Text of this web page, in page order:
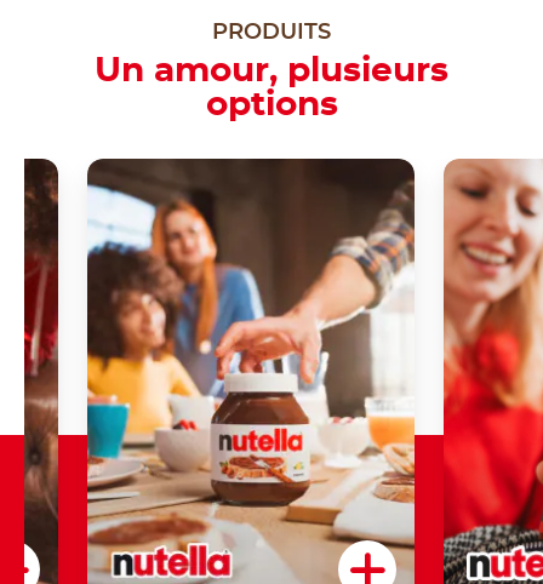
PRODUITS
Un amour, plusieurs
options